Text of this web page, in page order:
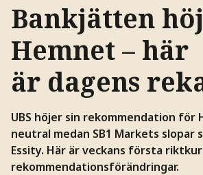
Bankjätten
Hemnet – här
är dagens
UBS höjer sin rekommendation för
neutral medan SB1 Markets slopar
Essity. Här är veckans första
rekommendationsförändringar.